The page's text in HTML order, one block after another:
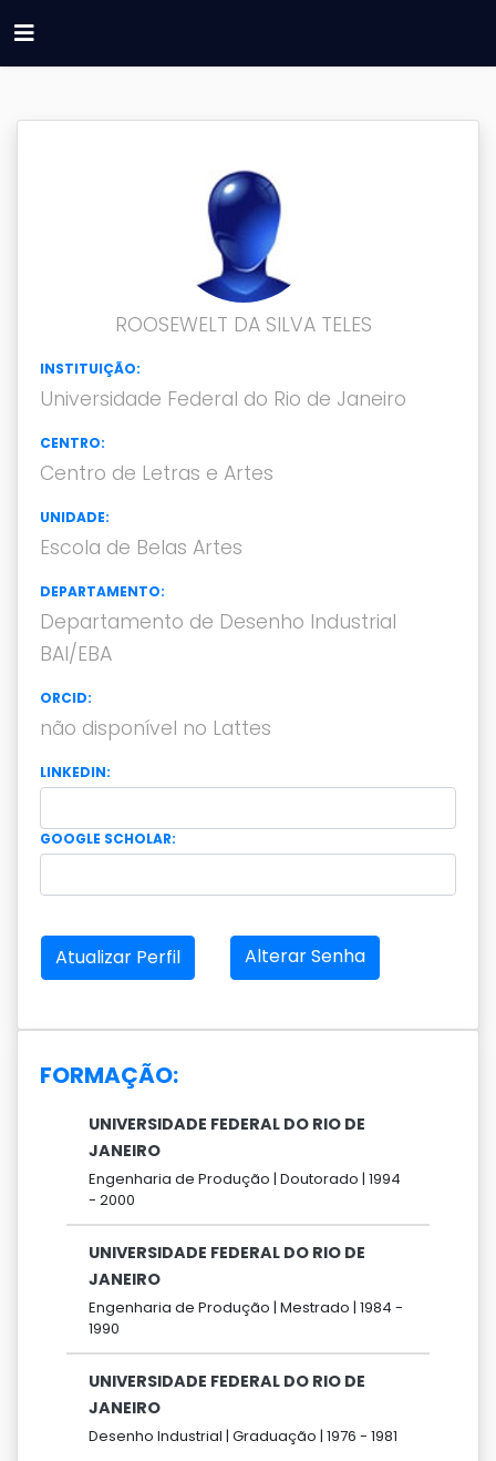
ROOSEWELT DA SILVA TELES
INSTITUIÇÃO:
Universidade Federal do Rio de Janeiro
CENTRO:
Centro de Letras e Artes
UNIDADE:
Escola de Belas Artes
DEPARTAMENTO:
Departamento de Desenho Industrial
BAI/EBA
ORCID:
não disponível no Lattes
LINKEDIN:
GOOGLE SCHOLAR:
Atualizar Perfil Alterar Senha
FORMAÇÃO:
UNIVERSIDADE FEDERAL DO RIO DE
JANEIRO
Engenharia de Produção | Doutorado | 1994
- 2000
UNIVERSIDADE FEDERAL DO RIO DE
JANEIRO
Engenharia de Produção | Mestrado | 1984 -
1990
UNIVERSIDADE FEDERAL DO RIO DE
JANEIRO
Desenho Industrial | Graduação | 1976 - 1981